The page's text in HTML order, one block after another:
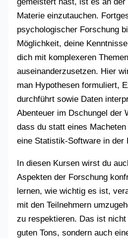
Materie einzutauchen.
psychologischer Forschung
Möglichkeit, deine
dich mit komplexeren Themen
auseinanderzusetzen. Hier
man Hypothesen formuliert,
durchführt sowie Daten
Abenteuer im Dschungel der
dass du statt eines
eine Statistik-Software in der
In diesen Kursen wirst du
Aspekten der Forschung
lernen, wie wichtig es ist,
mit den Teilnehmern
zu respektieren. Das ist nicht
guten Tons, sondern auch